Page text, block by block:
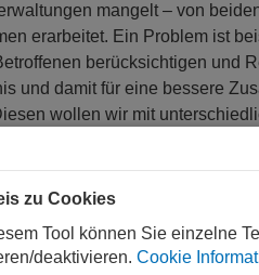
mangelt – von
erarbeitet. Ein Problem ist
berücksichtigen und
und damit für eine bessere
wollen wir mit
dass es ähnliche
ist nun das nächste Thema.
unterstützt, oder
zu Cookies
Tool können Sie einzelne
deaktivieren. Cookie